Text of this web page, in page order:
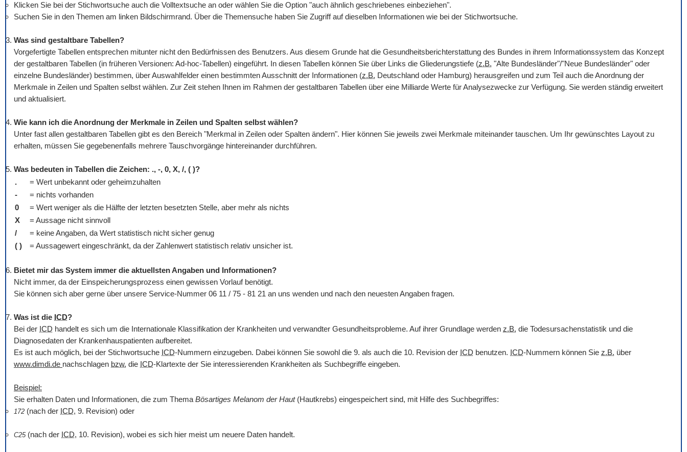
Klicken Sie bei der Stichwortsuche auch die Volltextsuche an oder wählen Sie die Option "auch ähnlich geschriebenes einbeziehen".
Suchen Sie in den Themen am linken Bildschirmrand. Über die Themensuche haben Sie Zugriff auf dieselben Informationen wie bei der Stichwortsuche.
Was sind gestaltbare Tabellen?
Vorgefertigte Tabellen entsprechen mitunter nicht den Bedürfnissen des Benutzers. Aus diesem Grunde hat die Gesundheitsberichterstattung des Bundes in ihrem Informationssystem das Konzept
der gestaltbaren Tabellen (in früheren Versionen: Ad-hoc-Tabellen) eingeführt. In diesen Tabellen können Sie über Links die Gliederungstiefe (z.B. "Alte Bundesländer"/"Neue Bundesländer" oder
einzelne Bundesländer) bestimmen, über Auswahlfelder einen bestimmten Ausschnitt der Informationen (z.B. Deutschland oder Hamburg) herausgreifen und zum Teil auch die Anordnung der
Merkmale in Zeilen und Spalten selbst wählen. Zur Zeit stehen Ihnen im Rahmen der gestaltbaren Tabellen über eine Milliarde Werte für Analysezwecke zur Verfügung. Sie werden ständig erweitert
und aktualisiert.
Wie kann ich die Anordnung der Merkmale in Zeilen und Spalten selbst wählen?
Unter fast allen gestaltbaren Tabellen gibt es den Bereich "Merkmal in Zeilen oder Spalten ändern". Hier können Sie jeweils zwei Merkmale miteinander tauschen. Um Ihr gewünschtes Layout zu
erhalten, müssen Sie gegebenenfalls mehrere Tauschvorgänge hintereinander durchführen.
Was bedeuten in Tabellen die Zeichen: ., -, 0, X, /, ( )?
.
= Wert unbekannt oder geheimzuhalten
-
= nichts vorhanden
0
= Wert weniger als die Hälfte der letzten besetzten Stelle, aber mehr als nichts
X
= Aussage nicht sinnvoll
/
= keine Angaben, da Wert statistisch nicht sicher genug
( )
= Aussagewert eingeschränkt, da der Zahlenwert statistisch relativ unsicher ist.
Bietet mir das System immer die aktuellsten Angaben und Informationen?
Nicht immer, da der Einspeicherungsprozess einen gewissen Vorlauf benötigt.
Sie können sich aber gerne über unsere Service-Nummer 06 11 / 75 - 81 21 an uns wenden und nach den neuesten Angaben fragen.
Was ist die ICD?
Bei der ICD handelt es sich um die Internationale Klassifikation der Krankheiten und verwandter Gesundheitsprobleme. Auf ihrer Grundlage werden z.B. die Todesursachenstatistik und die
Diagnosedaten der Krankenhauspatienten aufbereitet.
Es ist auch möglich, bei der Stichwortsuche ICD-Nummern einzugeben. Dabei können Sie sowohl die 9. als auch die 10. Revision der ICD benutzen. ICD-Nummern können Sie z.B. über
www.dimdi.de nachschlagen bzw. die ICD-Klartexte der Sie interessierenden Krankheiten als Suchbegriffe eingeben.
Beispiel:
Sie erhalten Daten und Informationen, die zum Thema Bösartiges Melanom der Haut (Hautkrebs) eingespeichert sind, mit Hilfe des Suchbegriffes:
172 (nach der ICD, 9. Revision) oder
C25 (nach der ICD, 10. Revision), wobei es sich hier meist um neuere Daten handelt.